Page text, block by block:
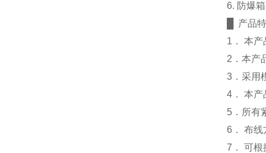
6. 防爆
█ 产品
1． 本
2．本产
3．采用
4． 本产
5．所有
6． 布线
7． 可根